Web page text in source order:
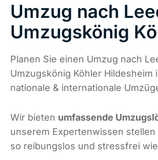
Umzug nach
Umzugskönig
Planen Sie einen Umzug nach
Umzugskönig Köhler Hildesheim
nationale & internationale
Wir bieten umfassende
unserem Expertenwissen
so reibungslos und stressfrei